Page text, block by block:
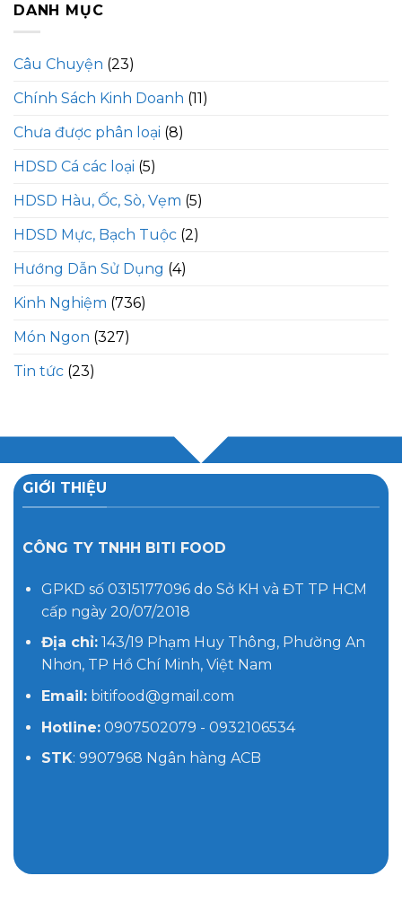
DANH MỤC
Câu Chuyện (23)
Chính Sách Kinh Doanh (11)
Chưa được phân loại (8)
HDSD Cá các loại (5)
HDSD Hàu, Ốc, Sò, Vẹm (5)
HDSD Mực, Bạch Tuộc (2)
Hướng Dẫn Sử Dụng (4)
Kinh Nghiệm (736)
Món Ngon (327)
Tin tức (23)
GIỚI THIỆU
CÔNG TY TNHH BITI FOOD
GPKD số 0315177096 do Sở KH và ĐT TP HCM
cấp ngày 20/07/2018
Địa chỉ:143/19 Phạm Huy Thông, Phường An
Nhơn, TP Hồ Chí Minh, Việt Nam
Email:bitifood@gmail.com
Hotline:0907502079 - 0932106534
STK: 9907968 Ngân hàng ACB